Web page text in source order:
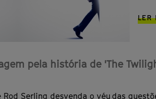
LER
pela história de 'The
Rod Serling desvenda o véu das